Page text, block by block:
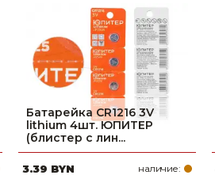
Батарейка CR1216 3V
lithium 4шт. ЮПИТЕР
(блистер с лин...
3.39 BYN наличие: